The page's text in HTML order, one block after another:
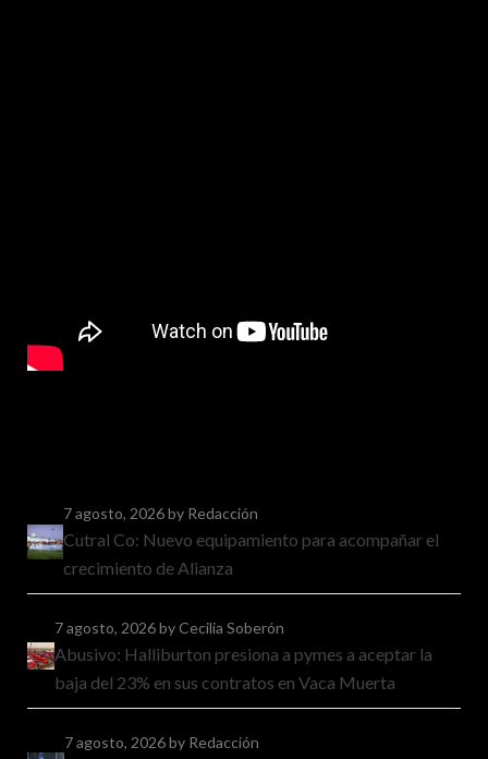
7 agosto, 2026by Redacción
Cutral Co: Nuevo equipamiento para acompañar el
crecimiento de Alianza
7 agosto, 2026by Cecilia Soberón
Abusivo: Halliburton presiona a pymes a aceptar la
baja del 23% en sus contratos en Vaca Muerta
7 agosto, 2026by Redacción